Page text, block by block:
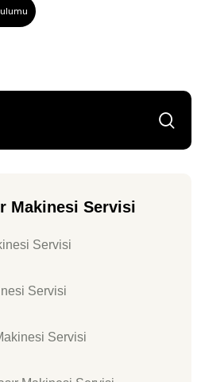
Makinesi Servisi
Servisi
Servisi
Servisi